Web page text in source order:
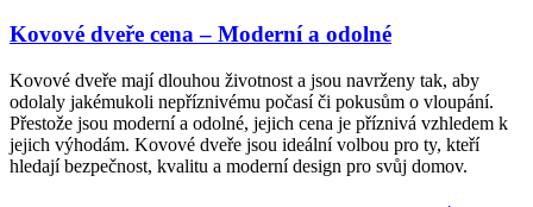
Kovové dveře cena – Moderní a odolné
Kovové dveře mají dlouhou životnost a jsou navrženy tak, aby
odolaly jakémukoli nepříznivému počasí či pokusům o vloupání.
Přestože jsou moderní a odolné, jejich cena je příznivá vzhledem k
jejich výhodám. Kovové dveře jsou ideální volbou pro ty, kteří
hledají bezpečnost, kvalitu a moderní design pro svůj domov.